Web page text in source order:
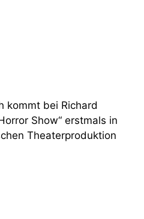
kommt bei Richard
Show“ erstmals in
Theaterproduktion